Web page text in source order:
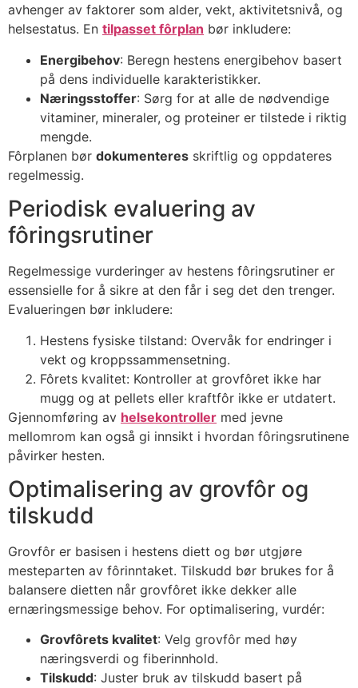
avhenger av faktorer som alder, vekt, aktivitetsnivå, og
helsestatus. En tilpasset fôrplan bør inkludere:
Energibehov: Beregn hestens energibehov basert
på dens individuelle karakteristikker.
Næringsstoffer: Sørg for at alle de nødvendige
vitaminer, mineraler, og proteiner er tilstede i riktig
mengde.
Fôrplanen bør dokumenteres skriftlig og oppdateres
regelmessig.
Periodisk evaluering av
fôringsrutiner
Regelmessige vurderinger av hestens fôringsrutiner er
essensielle for å sikre at den får i seg det den trenger.
Evalueringen bør inkludere:
Hestens fysiske tilstand: Overvåk for endringer i
vekt og kroppssammensetning.
Fôrets kvalitet: Kontroller at grovfôret ikke har
mugg og at pellets eller kraftfôr ikke er utdatert.
Gjennomføring av helsekontroller med jevne
mellomrom kan også gi innsikt i hvordan fôringsrutinene
påvirker hesten.
Optimalisering av grovfôr og
tilskudd
Grovfôr er basisen i hestens diett og bør utgjøre
mesteparten av fôrinntaket. Tilskudd bør brukes for å
balansere dietten når grovfôret ikke dekker alle
ernæringsmessige behov. For optimalisering, vurdér:
Grovfôrets kvalitet: Velg grovfôr med høy
næringsverdi og fiberinnhold.
Tilskudd: Juster bruk av tilskudd basert på